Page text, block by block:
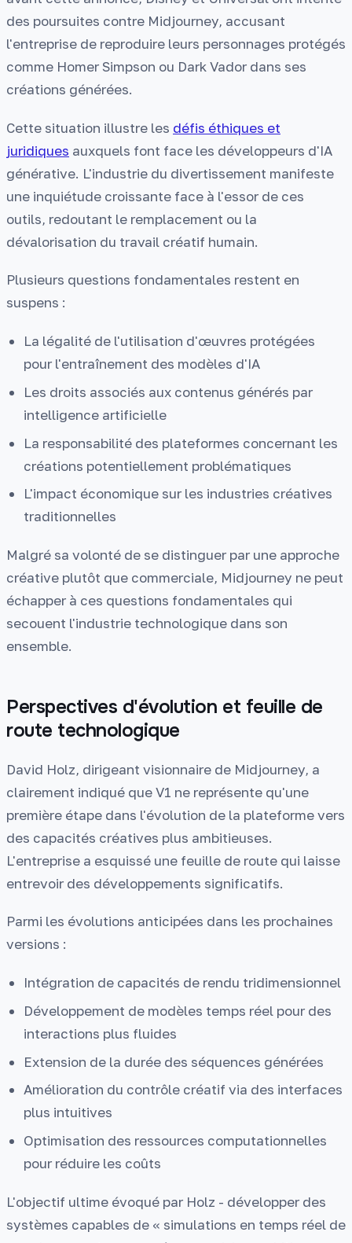
des poursuites contre Midjourney, accusant
l'entreprise de reproduire leurs personnages protégés
comme Homer Simpson ou Dark Vador dans ses
créations générées.
Cette situation illustre les défis éthiques et
juridiques auxquels font face les développeurs d'IA
générative. L'industrie du divertissement manifeste
une inquiétude croissante face à l'essor de ces
outils, redoutant le remplacement ou la
dévalorisation du travail créatif humain.
Plusieurs questions fondamentales restent en
suspens :
La légalité de l'utilisation d'œuvres protégées
pour l'entraînement des modèles d'IA
Les droits associés aux contenus générés par
intelligence artificielle
La responsabilité des plateformes concernant les
créations potentiellement problématiques
L'impact économique sur les industries créatives
traditionnelles
Malgré sa volonté de se distinguer par une approche
créative plutôt que commerciale, Midjourney ne peut
échapper à ces questions fondamentales qui
secouent l'industrie technologique dans son
ensemble.
Perspectives d'évolution et feuille de
route technologique
David Holz, dirigeant visionnaire de Midjourney, a
clairement indiqué que V1 ne représente qu'une
première étape dans l'évolution de la plateforme vers
des capacités créatives plus ambitieuses.
L'entreprise a esquissé une feuille de route qui laisse
entrevoir des développements significatifs.
Parmi les évolutions anticipées dans les prochaines
versions :
Intégration de capacités de rendu tridimensionnel
Développement de modèles temps réel pour des
interactions plus fluides
Extension de la durée des séquences générées
Amélioration du contrôle créatif via des interfaces
plus intuitives
Optimisation des ressources computationnelles
pour réduire les coûts
L'objectif ultime évoqué par Holz - développer des
systèmes capables de « simulations en temps réel de